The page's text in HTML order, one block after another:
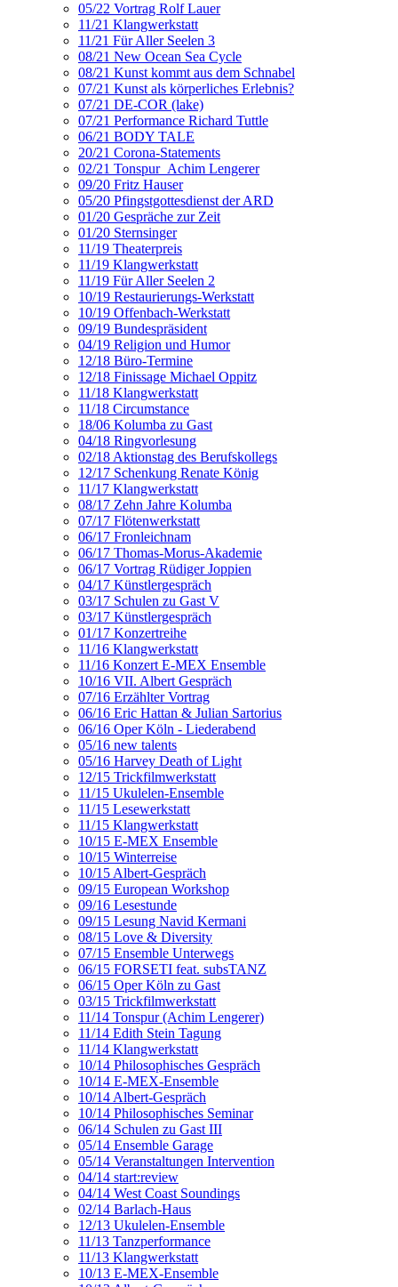
05/22 Vortrag Rolf Lauer
11/21 Klangwerkstatt
11/21 Für Aller Seelen 3
08/21 New Ocean Sea Cycle
08/21 Kunst kommt aus dem Schnabel
07/21 Kunst als körperliches Erlebnis?
07/21 DE-COR (lake)
07/21 Performance Richard Tuttle
06/21 BODY TALE
20/21 Corona-Statements
02/21 Tonspur_Achim Lengerer
09/20 Fritz Hauser
05/20 Pfingstgottesdienst der ARD
01/20 Gespräche zur Zeit
01/20 Sternsinger
11/19 Theaterpreis
11/19 Klangwerkstatt
11/19 Für Aller Seelen 2
10/19 Restaurierungs-Werkstatt
10/19 Offenbach-Werkstatt
09/19 Bundespräsident
04/19 Religion und Humor
12/18 Büro-Termine
12/18 Finissage Michael Oppitz
11/18 Klangwerkstatt
11/18 Circumstance
18/06 Kolumba zu Gast
04/18 Ringvorlesung
02/18 Aktionstag des Berufskollegs
12/17 Schenkung Renate König
11/17 Klangwerkstatt
08/17 Zehn Jahre Kolumba
07/17 Flötenwerkstatt
06/17 Fronleichnam
06/17 Thomas-Morus-Akademie
06/17 Vortrag Rüdiger Joppien
04/17 Künstlergespräch
03/17 Schulen zu Gast V
03/17 Künstlergespräch
01/17 Konzertreihe
11/16 Klangwerkstatt
11/16 Konzert E-MEX Ensemble
10/16 VII. Albert Gespräch
07/16 Erzählter Vortrag
06/16 Eric Hattan & Julian Sartorius
06/16 Oper Köln - Liederabend
05/16 new talents
05/16 Harvey Death of Light
12/15 Trickfilmwerkstatt
11/15 Ukulelen-Ensemble
11/15 Lesewerkstatt
11/15 Klangwerkstatt
10/15 E-MEX Ensemble
10/15 Winterreise
10/15 Albert-Gespräch
09/15 European Workshop
09/16 Lesestunde
09/15 Lesung Navid Kermani
08/15 Love & Diversity
07/15 Ensemble Unterwegs
06/15 FORSETI feat. subsTANZ
06/15 Oper Köln zu Gast
03/15 Trickfilmwerkstatt
11/14 Tonspur (Achim Lengerer)
11/14 Edith Stein Tagung
11/14 Klangwerkstatt
10/14 Philosophisches Gespräch
10/14 E-MEX-Ensemble
10/14 Albert-Gespräch
10/14 Philosophisches Seminar
06/14 Schulen zu Gast III
05/14 Ensemble Garage
05/14 Veranstaltungen Intervention
04/14 start:review
04/14 West Coast Soundings
02/14 Barlach-Haus
12/13 Ukulelen-Ensemble
11/13 Tanzperformance
11/13 Klangwerkstatt
10/13 E-MEX-Ensemble